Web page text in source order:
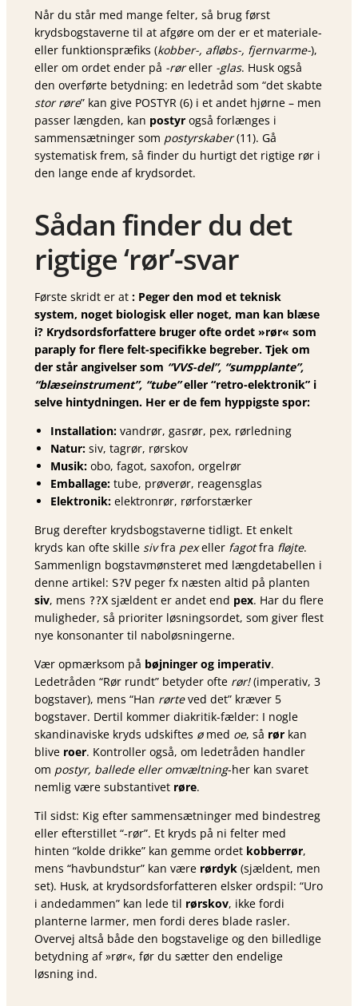
Når du står med mange felter, så brug først
krydsbogstaverne til at afgøre om der er et materiale-
eller funktionspræfiks (kobber-, afløbs-, fjernvarme-),
eller om ordet ender på -røreller -glas. Husk også
den overførte betydning: en ledetråd som “det skabte
stor røre” kan give POSTYR (6) i et andet hjørne – men
passer længden, kan postyr også forlænges i
sammensætninger som postyrskaber(11). Gå
systematisk frem, så finder du hurtigt det rigtige rør i
den lange ende af krydsordet.
Sådan finder du det
rigtige ‘rør’-svar
Første skridt er at : Peger den mod et teknisk
system, noget biologisk eller noget, man kan blæse
i? Krydsordsforfattere bruger ofte ordet »rør« som
paraply for flere felt-specifikke begreber. Tjek om
der står angivelser som “VVS-del”, “sumpplante”,
“blæseinstrument”, “tube”eller “retro-elektronik” i
selve hin­t­ydningen. Her er de fem hyppigste spor:
Installation: vandrør, gasrør, pex, rørledning
Natur: siv, tagrør, rørskov
Musik: obo, fagot, saxofon, orgelrør
Emballage: tube, prøve­rør, reagensglas
Elektronik: elektronrør, rør­forstærker
Brug derefter krydsbogstaverne tidligt. Et enkelt
kryds kan ofte skille sivfra pexeller fagotfra fløjte.
Sammenlign bogstavmønsteret med længdetabellen i
denne artikel: S?V peger fx næsten altid på planten
siv, mens ??X sjældent er andet end pex. Har du flere
muligheder, så prioriter løsningsordet, som giver flest
nye konsonanter til naboløsningerne.
Vær opmærksom på bøjninger og imperativ.
Ledetråden “Rør rundt” betyder ofte rør!(imperativ, 3
bogstaver), mens “Han rørteved det” kræver 5
bogstaver. Dertil kommer diakritik-fælder: I nogle
skandinaviske kryds udskiftes ømed oe, så rør kan
blive roer. Kontroller også, om ledetråden handler
om postyr, ballede eller omvæltning-her kan svaret
nemlig være substantivet røre.
Til sidst: Kig efter sammensætninger med bindestreg
eller efterstillet “-rør”. Et kryds på ni felter med
hinten “kolde drikke” kan gemme ordet kobberrør,
mens “havbundstur” kan være rørdyk (sjældent, men
set). Husk, at krydsordsforfatteren elsker ordspil: “Uro
i andedammen” kan lede til rørskov, ikke fordi
planterne larmer, men fordi deres blade rasler.
Overvej altså både den bogstavelige og den billedlige
betydning af »rør«, før du sætter den endelige
løsning ind.